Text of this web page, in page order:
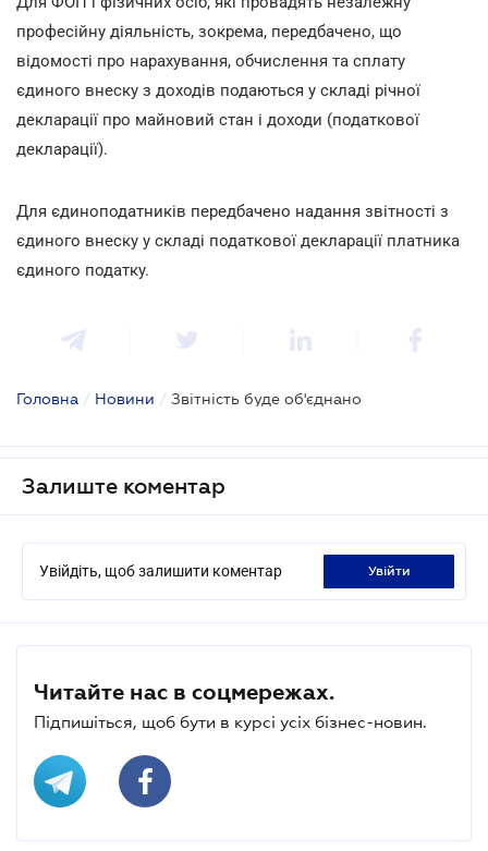
професійну діяльність, зокрема, передбачено, що
відомості про нарахування, обчислення та сплату
єдиного внеску з доходів подаються у складі річної
декларації про майновий стан і доходи (податкової
декларації).
Для єдиноподатників передбачено надання звітності з
єдиного внеску у складі податкової декларації платника
єдиного податку.
Головна / Новини / Звітність буде об'єднано
Залиште коментар
Увійдіть, щоб залишити коментар увійти
Читайте нас в соцмережах.
Підпишіться, щоб бути в курсі усіх бізнес-новин.